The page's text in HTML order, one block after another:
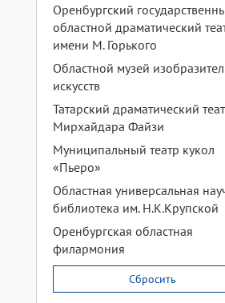
Оренбургский
областной драматический
имени М. Горького
Областной музей
искусств
Татарский драматический
Мирхайдара Файзи
Муниципальный театр кукол
«Пьеро»
Областная универсальная
библиотека им. Н.К.Крупской
Оренбургская областная
филармония
Сбросить